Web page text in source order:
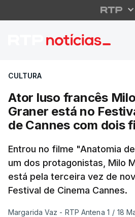
Ator luso
CULTURA
Ator luso francês
Graner está no
de Cannes com dois
Entrou no filme "Anatomia
um dos protagonistas, Milo
está pela terceira vez de
Festival de Cinema Cannes.
Margarida Vaz - RTP Antena 1 / 18